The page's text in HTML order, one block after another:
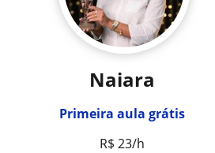
Naiara
Primeira aula grátis
R$ 23/h